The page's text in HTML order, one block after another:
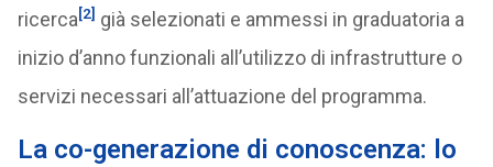
ricerca[2] già selezionati e ammessi in graduatoria a
inizio d’anno funzionali all’utilizzo di infrastrutture o
servizi necessari all’attuazione del programma.
La co-generazione di conoscenza: lo